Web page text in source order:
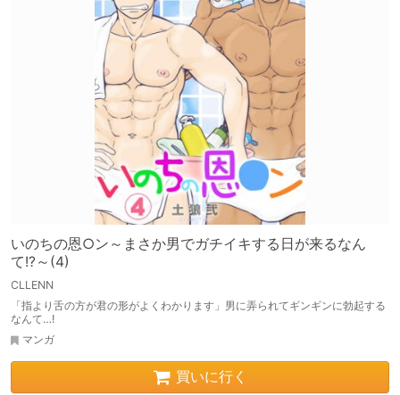
いのちの恩○ン～まさか男でガチイキする日が来るなん
て!?～(4)
CLLENN
「指より舌の方が君の形がよくわかります」男に弄られてギンギンに勃起する
なんて…!
マンガ
買いに行く